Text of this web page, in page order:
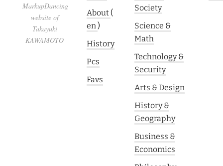
MarkupDancing
website of
Takayuki
KAWAMOTO
About (
en)
History
Pcs
Favs
Society
Science &
Math
Technology &
Security
Arts & Design
History &
Geography
Business &
Economics